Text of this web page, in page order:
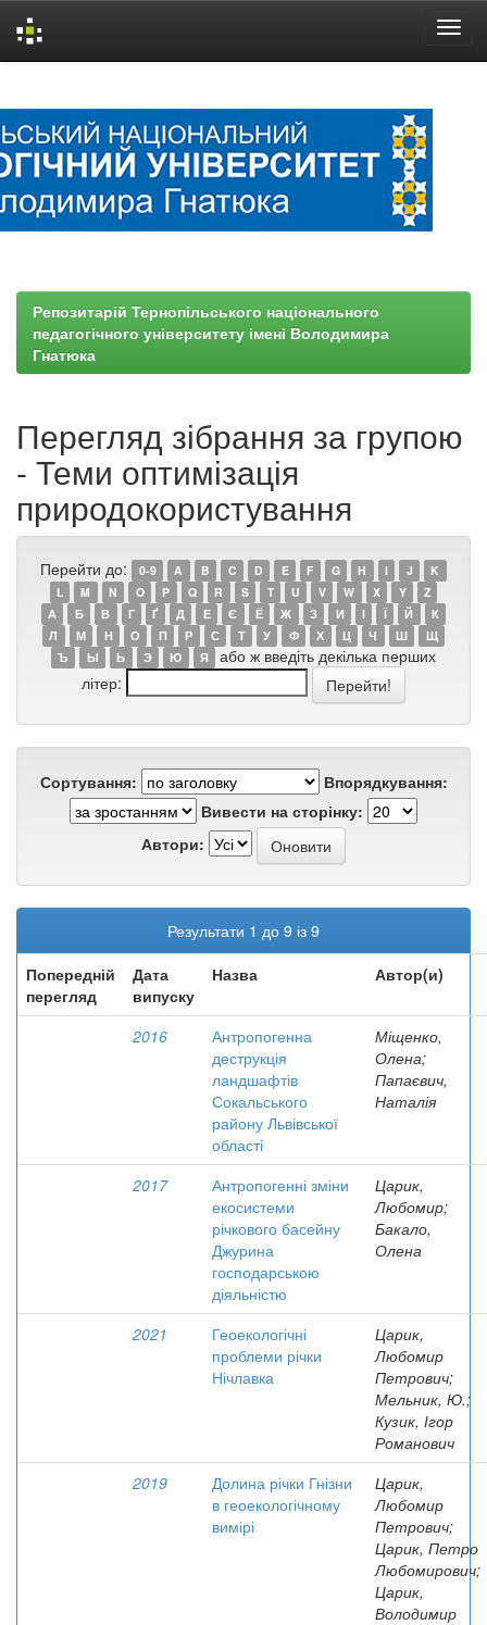
Репозитарій Тернопільського національного
педагогічного університету імені Володимира
Гнатюка
Перегляд зібрання за групою
- Теми оптимізація
природокористування
Перейти до: 0-9 A B C D E F G H I J
K
L
M N O P Q R S T U V W X Y
Z
А
Б В Г Ґ Д Е Є Ё Ж З И І Ї Й
К
Л
М Н О П Р С Т У Ф Х Ц Ч Ш
Щ
Ъ
Ы Ь Э Ю Я
або ж введіть декілька перших
літер:
Сортування:
Впорядкування:
Вивести на сторінку:
Автори:
Результати 1 до 9 із 9
Попередній
перегляд
Дата
випуску
Назва Автор(и)
2016
Антропогенна
деструкція
ландшафтів
Сокальського
району Львівської
області
Міщенко,
Олена;
Папаєвич,
Наталія
2017
Антропогенні зміни
екосистеми
річкового басейну
Джурина
господарською
діяльністю
Царик,
Любомир;
Бакало,
Олена
2021
Геоекологічні
проблеми річки
Нічлавка
Царик,
Любомир
Петрович;
Мельник, Ю.;
Кузик, Ігор
Романович
2019
Долина річки Гнізни
в геоекологічному
вимірі
Царик,
Любомир
Петрович;
Царик, Петро
Любомирович;
Царик,
Володимир